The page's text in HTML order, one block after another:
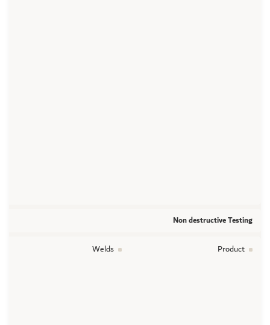
Non destructive Testing
Product
Welds